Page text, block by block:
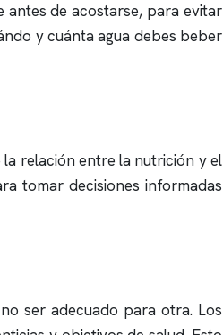
antes de acostarse, para evitar
y cuánta agua debes beber
relación entre la nutrición y el
tomar decisiones informadas
ser adecuado para otra. Los